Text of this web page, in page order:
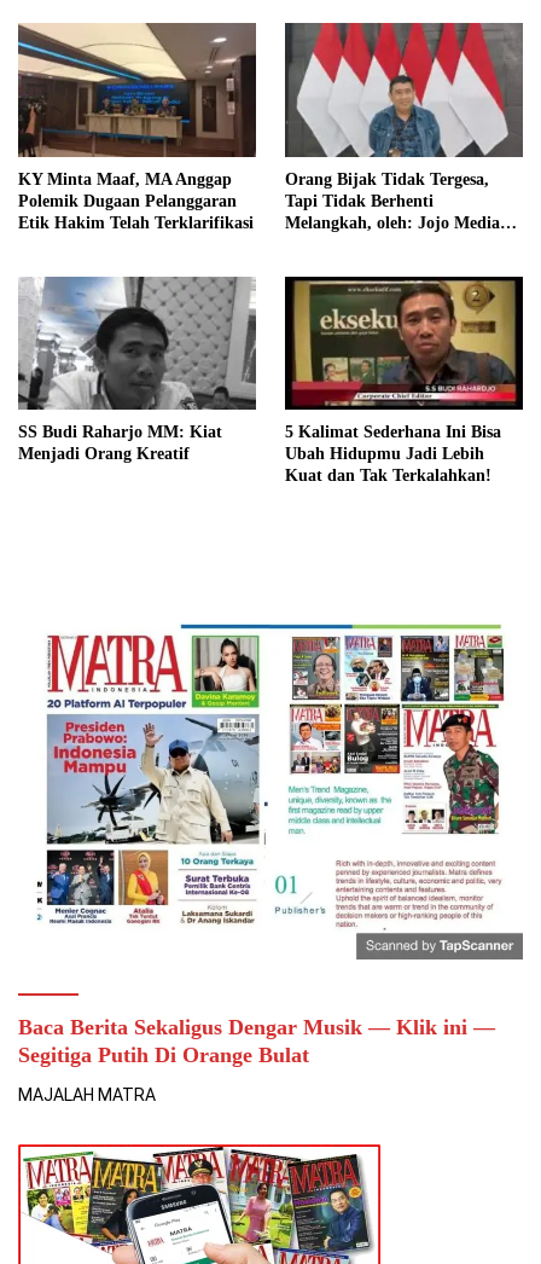
KY Minta Maaf, MA Anggap
Polemik Dugaan Pelanggaran
Etik Hakim Telah Terklarifikasi
Orang Bijak Tidak Tergesa,
Tapi Tidak Berhenti
Melangkah, oleh: Jojo Media
SS Budi Raharjo MM: Kiat
Menjadi Orang Kreatif
5 Kalimat Sederhana Ini Bisa
Ubah Hidupmu Jadi Lebih
Kuat dan Tak Terkalahkan!
Baca Berita Sekaligus Dengar Musik — Klik ini —
Segitiga Putih Di Orange Bulat
MAJALAH MATRA